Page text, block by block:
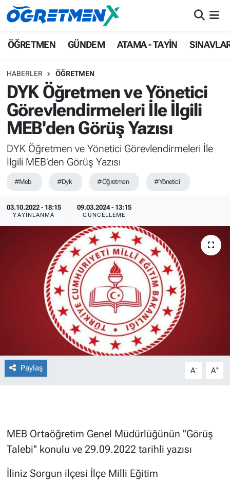
ÖĞRETMEN GÜNDEM ATAMA - TAYİN
HABERLER ÖĞRETMEN
DYK Öğretmen ve Yönetici
Görevlendirmeleri İle İlgili
MEB'den Görüş Yazısı
DYK Öğretmen ve Yönetici Görevlendirmeleri İle
İlgili MEB'den Görüş Yazısı
#Meb #Dyk #Öğretmen #Yönetici
03.10.2022 - 18:15
YAYINLANMA
09.03.2024 - 13:15
GÜNCELLEME
Paylaş A- A+
MEB Ortaöğretim Genel Müdürlüğünün ''Görüş
Talebi'' konulu ve 29.09.2022 tarihli yazısı
İliniz Sorgun ilçesi İlçe Milli Eğitim
ÖĞRETMEN
ATAMA - TAYİN
SINAVLAR
HAYATIN İÇİNDEN
UZMAN ÖĞRETMENLİK
İstanbul Nöbetçi Eczaneler
İstanbul Namaz Vakitleri
İstanbul Trafik Yoğunluk Haritası
Süper Lig Puan Durumu ve Fikstür